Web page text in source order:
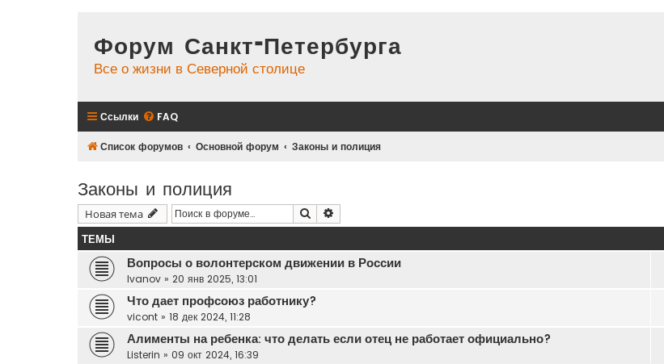
Форум Санкт-Петербурга
Все о жизни в Северной столице
Ссылки FAQ
Список форумов Основной форум Законы и полиция
Законы и полиция
Новая тема Поиск
ТЕМЫ
Вопросы о волонтерском движении в России
Ivanov » 20 янв 2025, 13:01
Что дает профсоюз работнику?
vicont » 18 дек 2024, 11:28
Алименты на ребенка: что делать если отец не работает официально?
Listerin » 09 окт 2024, 16:39